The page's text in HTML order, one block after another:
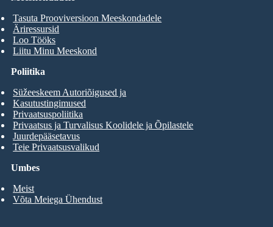
Tasuta Prooviversioon Meeskondadele
Äriressursid
Loo Tööks
Liitu Minu Meeskond
Umbes
Meist
Võta Meiega Ühendust
Poliitika
Süžeeskeem Autoriõigused ja
Kasutustingimused
Privaatsuspoliitika
Privaatsus ja Turvalisus Koolidele ja Õpilastele
Juurdepääsetavus
Teie Privaatsusvalikud